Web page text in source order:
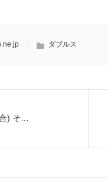
ダブルス
) そ…